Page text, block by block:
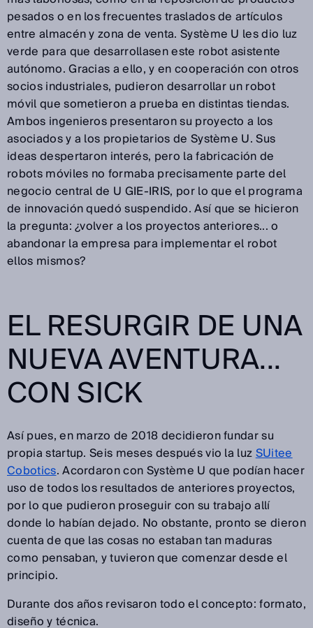
pesados o en los frecuentes traslados de artículos
entre almacén y zona de venta. Système U les dio luz
verde para que desarrollasen este robot asistente
autónomo. Gracias a ello, y en cooperación con otros
socios industriales, pudieron desarrollar un robot
móvil que sometieron a prueba en distintas tiendas.
Ambos ingenieros presentaron su proyecto a los
asociados y a los propietarios de Système U. Sus
ideas despertaron interés, pero la fabricación de
robots móviles no formaba precisamente parte del
negocio central de U GIE-IRIS, por lo que el programa
de innovación quedó suspendido. Así que se hicieron
la pregunta: ¿volver a los proyectos anteriores... o
abandonar la empresa para implementar el robot
ellos mismos?
EL RESURGIR DE UNA
NUEVA AVENTURA...
CON SICK
Así pues, en marzo de 2018 decidieron fundar su
propia startup. Seis meses después vio la luzSUitee
Cobotics. Acordaron con Système U que podían hacer
uso de todos los resultados de anteriores proyectos,
por lo que pudieron proseguir con su trabajo allí
donde lo habían dejado. No obstante, pronto se dieron
cuenta de que las cosas no estaban tan maduras
como pensaban, y tuvieron que comenzar desde el
principio.
Durante dos años revisaron todo el concepto: formato,
diseño y técnica.